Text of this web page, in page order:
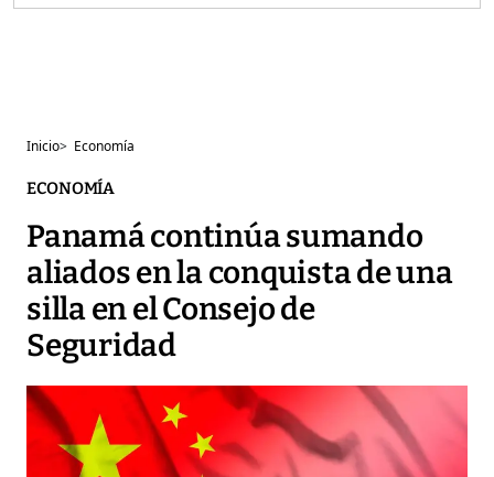
Inicio> Economía
ECONOMÍA
Panamá continúa sumando
aliados en la conquista de una
silla en el Consejo de
Seguridad